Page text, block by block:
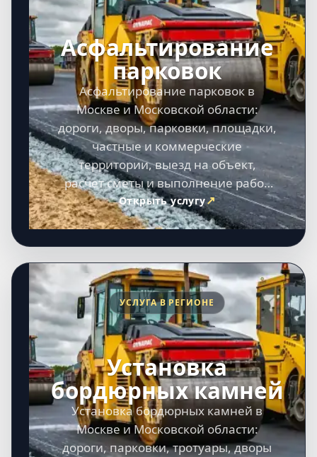
Асфальтирование
парковок
Асфальтирование парковок в
Москве и Московской области:
дороги, дворы, парковки, площадки,
частные и коммерческие
территории, выезд на объект,
расчет сметы и выполнение работ
под ключ.
Открыть услугу
УСЛУГА В РЕГИОНЕ
Установка
бордюрных камней
Установка бордюрных камней в
Москве и Московской области:
дороги, парковки, тротуары, дворы